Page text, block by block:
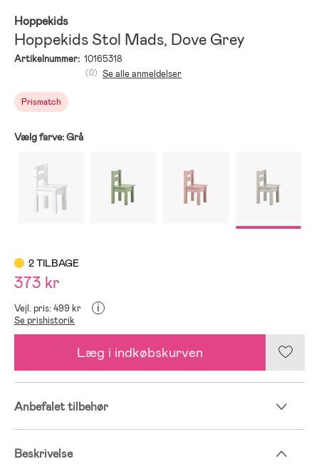
Hoppekids
Hoppekids Stol Mads, Dove Grey
Artikelnummer: 10165318
Prismatch
(0) Se alle anmeldelser
Vælg farve:Grå
2 TILBAGE
373 kr
Vejl. pris: 499 kr i
Se prishistorik
Læg i indkøbskurven
Anbefalet tilbehør
Beskrivelse